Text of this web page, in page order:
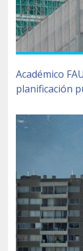
Académico
planificación